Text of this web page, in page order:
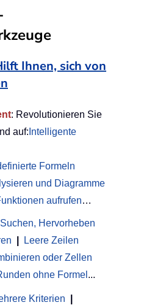
Ihnen, sich von
: Revolutionieren Sie
auf: Intelligente
Formeln
und Diagramme
aufrufen…
Suchen, Hervorheben
Leere Zeilen
oder Zellen
ohne Formel ...
Kriterien